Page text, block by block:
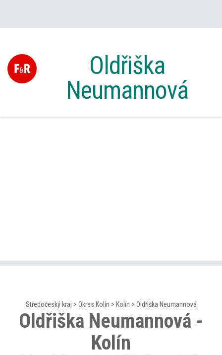
Oldřiška
Neumannová
Středočeský kraj > Okres Kolín > Kolín > Oldřiška Neumannová
Oldřiška Neumannová -
Kolín